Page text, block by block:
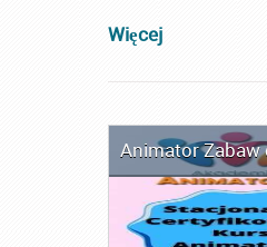
Więcej
Animator Zabaw